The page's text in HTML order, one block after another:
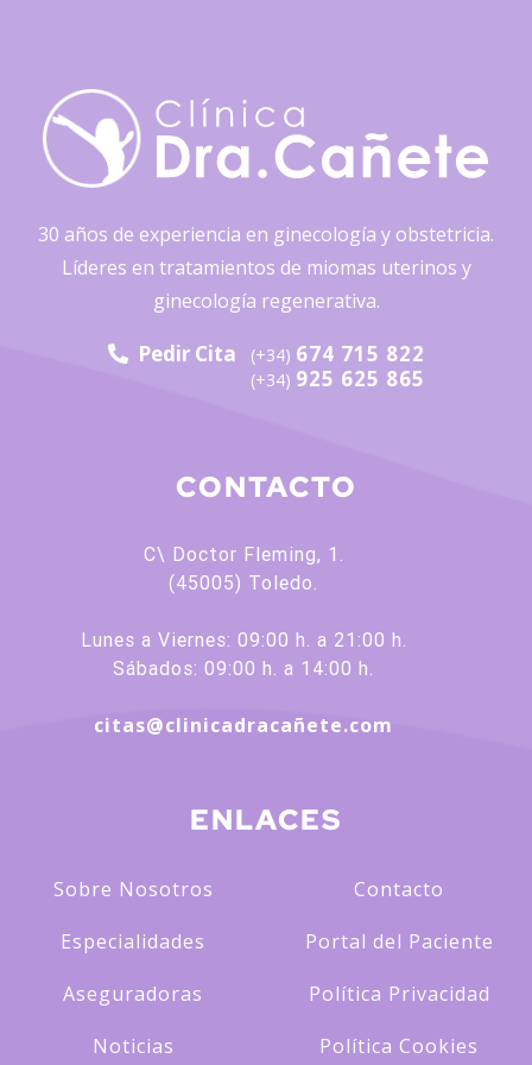
30 años de experiencia en ginecología y obstetricia.
Líderes en tratamientos de miomas uterinos y
ginecología regenerativa.
Pedir Cita (+34) 674 715 822
(+34) 925 625 865
CONTACTO
C\ Doctor Fleming, 1.
(45005) Toledo.
Lunes a Viernes: 09:00 h. a 21:00 h.
Sábados: 09:00 h. a 14:00 h.
citas@clinicadracañete.com
ENLACES
Sobre Nosotros
Especialidades
Aseguradoras
Noticias
Contacto
Portal del Paciente
Política Privacidad
Política Cookies